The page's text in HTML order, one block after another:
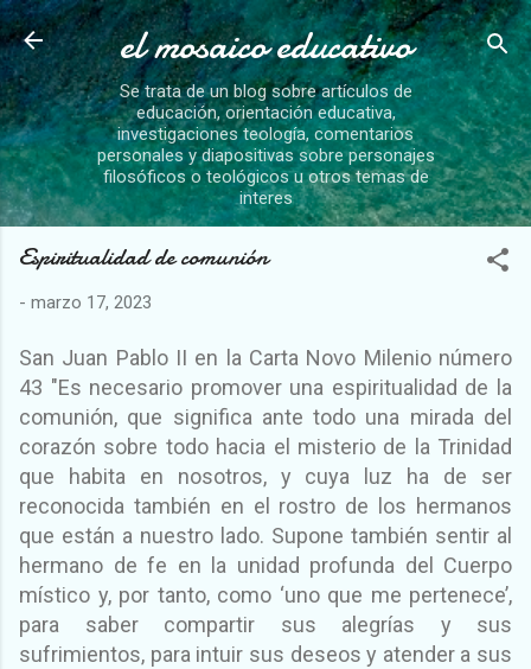
Ir al contenido principal
el mosaico educativo
Se trata de un blog sobre artículos de
educación, orientación educativa,
investigaciones teología, comentarios
personales y diapositivas sobre personajes
filosóficos o teológicos u otros temas de
interes
Espiritualidad de comunión
- marzo 17, 2023
San Juan Pablo II en la Carta Novo Milenio número
43 "Es necesario promover una espiritualidad de la
comunión, que significa ante todo una mirada del
corazón sobre todo hacia el misterio de la Trinidad
que habita en nosotros, y cuya luz ha de ser
reconocida también en el rostro de los hermanos
que están a nuestro lado. Supone también sentir al
hermano de fe en la unidad profunda del Cuerpo
místico y, por tanto, como ‘uno que me pertenece’,
para saber compartir sus alegrías y sus
sufrimientos, para intuir sus deseos y atender a sus